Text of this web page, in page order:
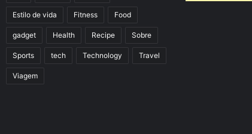
Estilo de vida Fitness Food
gadget Health Recipe Sobre
Sports tech Technology Travel
Viagem